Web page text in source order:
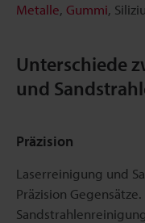
Metalle, Gummi,
Unterschiede
und
Präzision
Laserreinigung und
Präzision Gegensätze.